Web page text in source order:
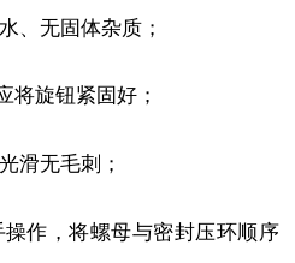
、无固体杂质；
旋钮紧固好；
滑无毛刺；
作，将螺母与密封压环顺序